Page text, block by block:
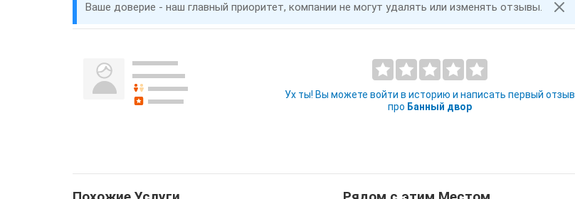
Ваше доверие - наш главный приоритет, компании не могут удалять или изменять отзывы.
Ух ты! Вы можете войти в историю и написать первый отзыв
про Банный двор